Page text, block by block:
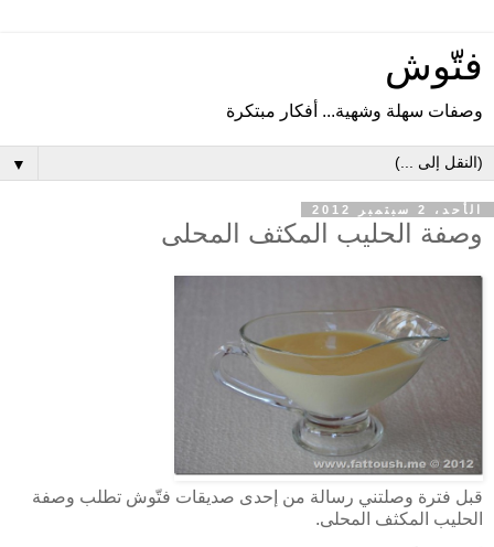
فتّوش
وصفات سهلة وشهية... أفكار مبتكرة
▼
الأحد، 2 سبتمبر 2012
وصفة الحليب المكثف المحلى
قبل فترة وصلتني رسالة من إحدى صديقات فتّوش تطلب وصفة
الحليب المكثف المحلى.